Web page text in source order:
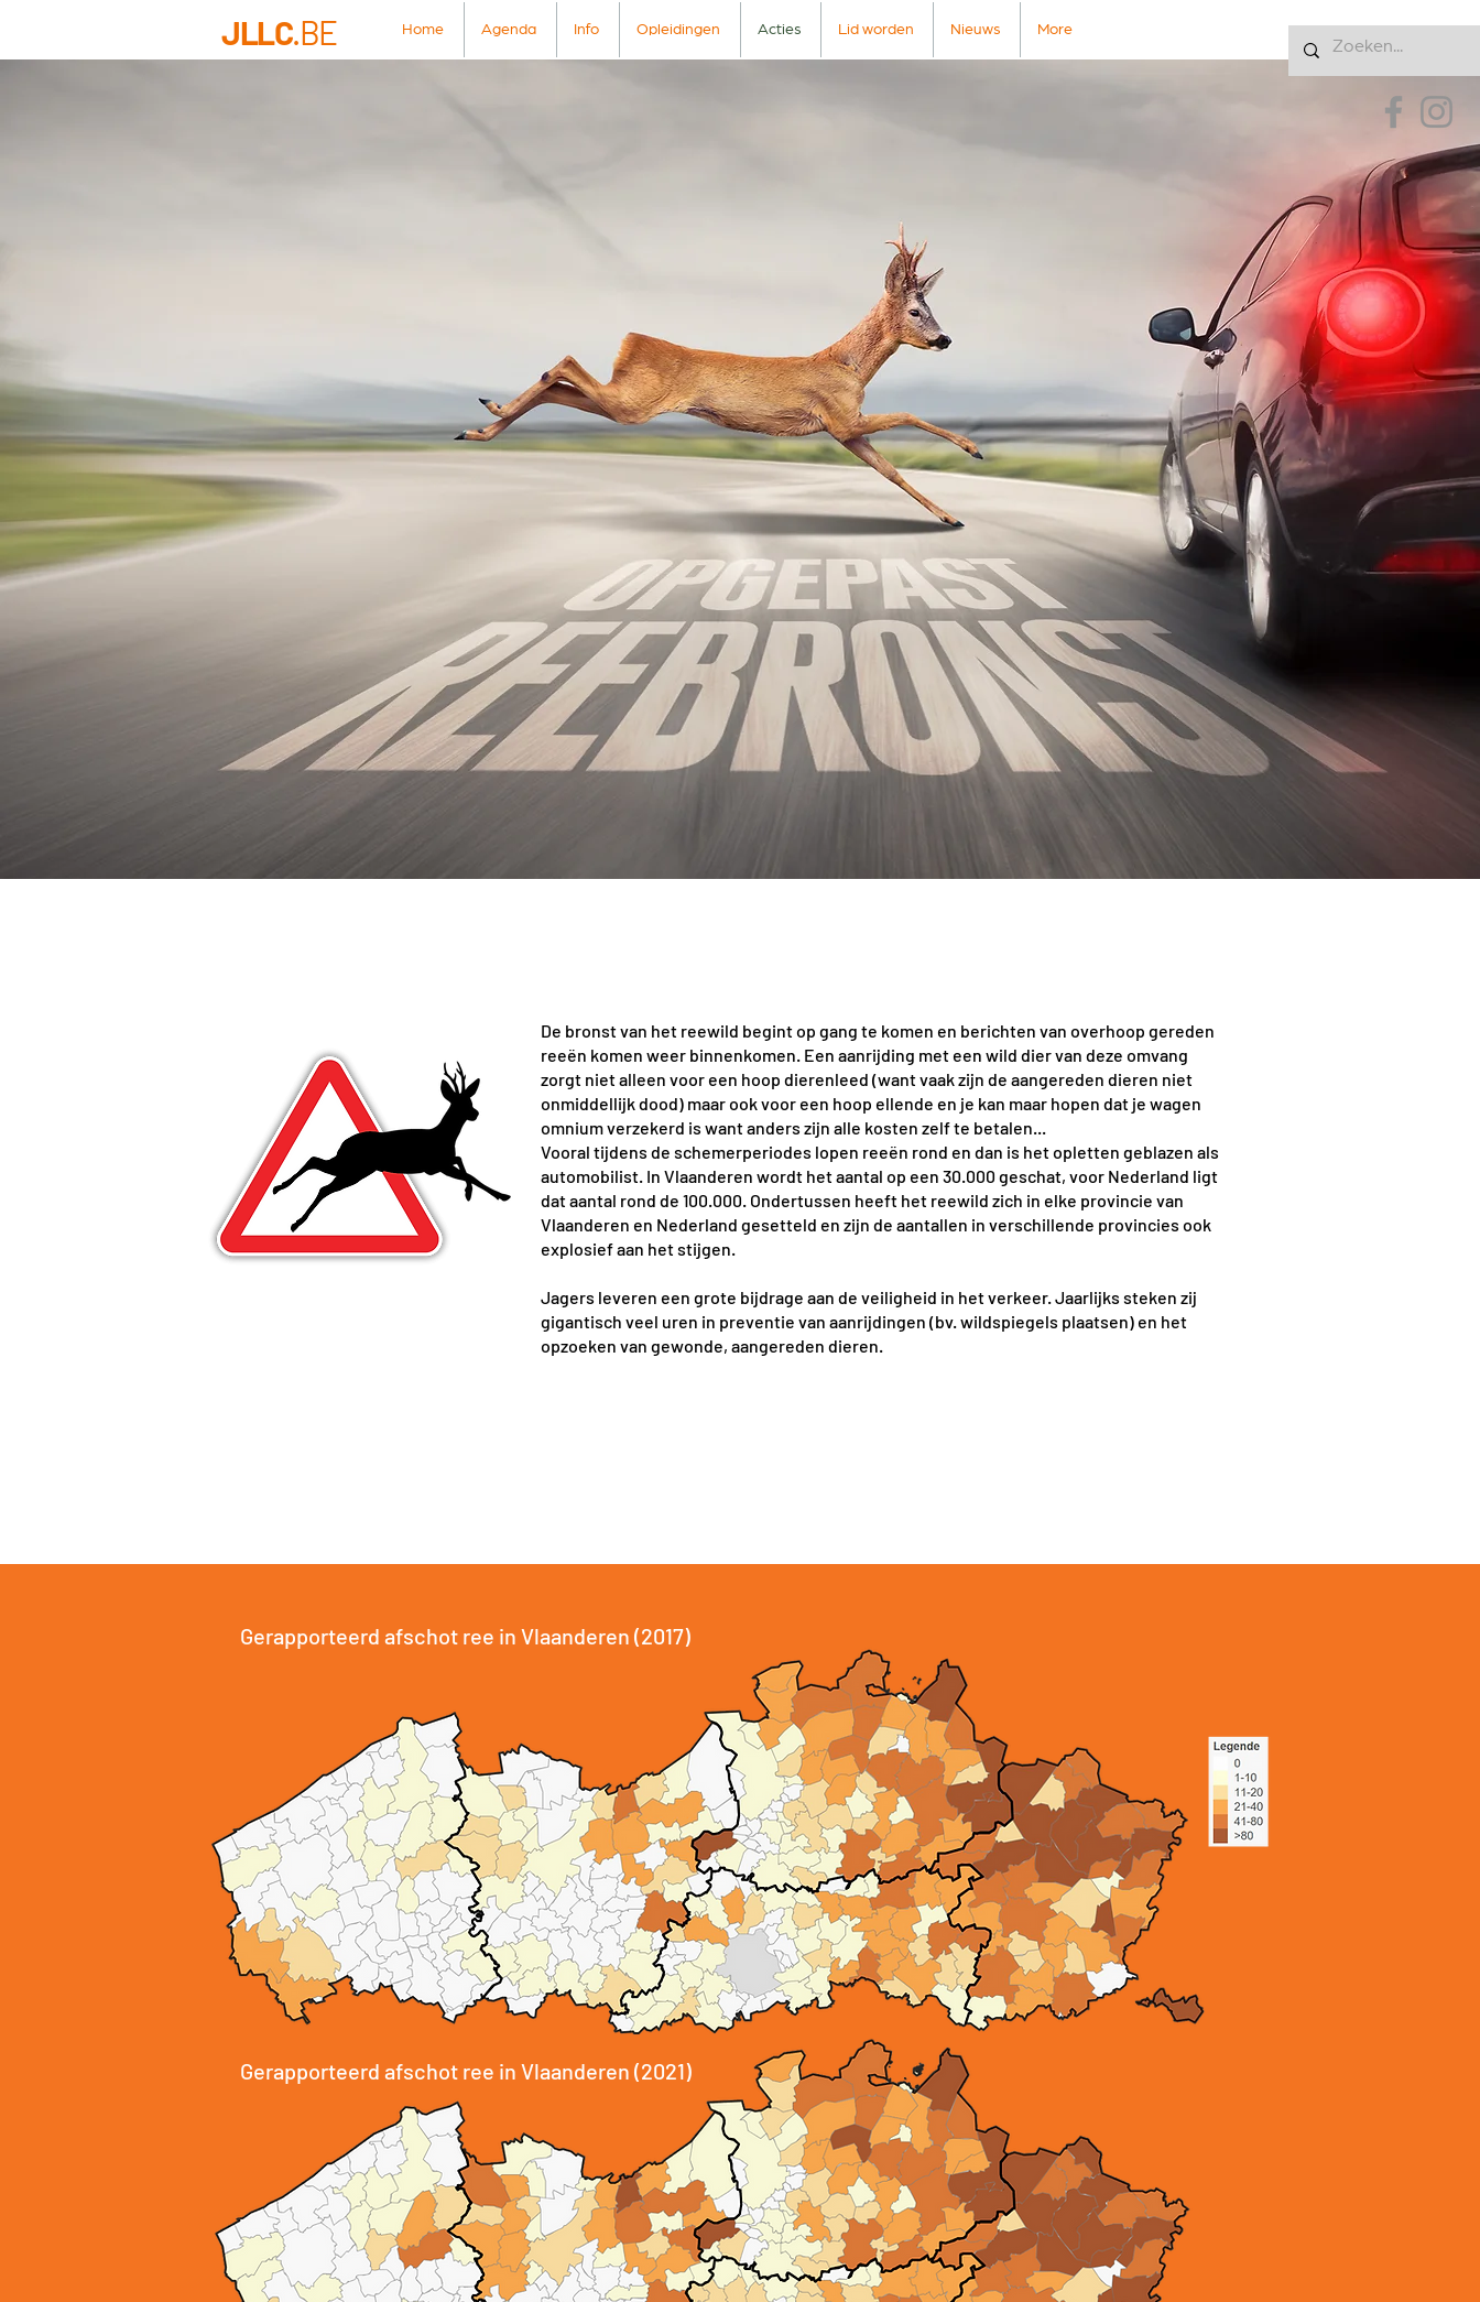
JLLC.BE Home Agenda Info Opleidingen Acties Lid worden Nieuws More
De bronst van het reewild begint op gang te komen en berichten van overhoop gereden
reeën komen weer binnenkomen. Een aanrijding met een wild dier van deze omvang
zorgt niet alleen voor een hoop dierenleed (want vaak zijn de aangereden dieren niet
onmiddellijk dood) maar ook voor een hoop ellende en je kan maar hopen dat je wagen
omnium verzekerd is want anders zijn alle kosten zelf te betalen...
Vooral tijdens de schemerperiodes lopen reeën rond en dan is het opletten geblazen als
automobilist. In Vlaanderen wordt het aantal op een 30.000 geschat, voor Nederland ligt
dat aantal rond de 100.000. Ondertussen heeft het reewild zich in elke provincie van
Vlaanderen en Nederland gesetteld en zijn de aantallen in verschillende provincies ook
explosief aan het stijgen.
Jagers leveren een grote bijdrage aan de veiligheid in het verkeer. Jaarlijks steken zij
gigantisch veel uren in preventie van aanrijdingen (bv. wildspiegels plaatsen) en het
opzoeken van gewonde, aangereden dieren.
Gerapporteerd afschot ree in Vlaanderen (2017)
Gerapporteerd afschot ree in Vlaanderen (2021)